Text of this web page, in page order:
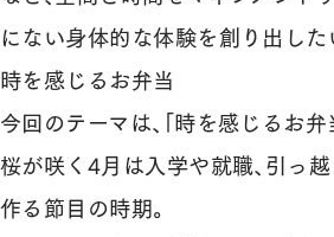
にない身体的な体験を創り出した
時を感じるお弁当
今回のテーマは、「時を感じるお弁当
桜が咲く4月は入学や就職、引っ越
作る節目の時期。